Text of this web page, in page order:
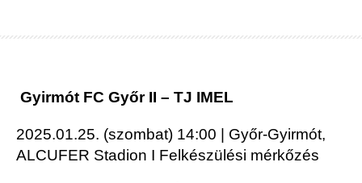
Gyirmót FC Győr II – TJ IMEL
2025.01.25. (szombat) 14:00 | Győr-Gyirmót,
ALCUFER Stadion I Felkészülési mérkőzés